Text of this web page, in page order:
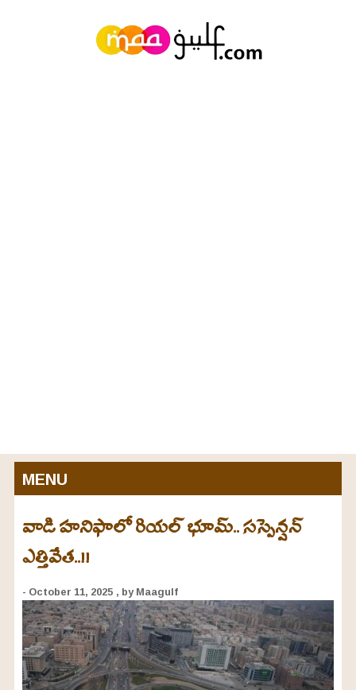
MENU
వాడి హనిఫాలో రియల్ భూమ్.. సస్పెన్షన్‌
ఎత్తివేత..!!
- October 11, 2025 , by Maagulf